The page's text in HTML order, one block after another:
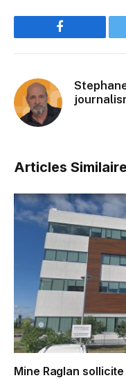
Facebook
Articles
Mine Raglan